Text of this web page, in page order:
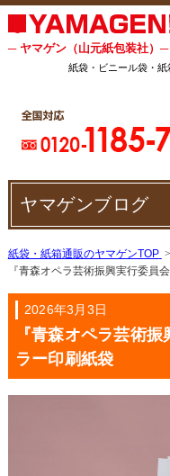
─ ヤマゲン（山元紙包装社）─
紙袋・ビニール袋・
ヤマゲンブログ
紙袋・紙箱通販のヤマゲンTOP
『青森オペラ芸術振興実行委員
2026年3月3日
『青森オペラ芸術
ラー印刷紙袋